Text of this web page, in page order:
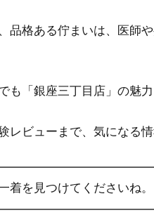
格ある佇まいは、医師や
「銀座三丁目店」の魅力
ビューまで、気になる
着を見つけてくださいね。